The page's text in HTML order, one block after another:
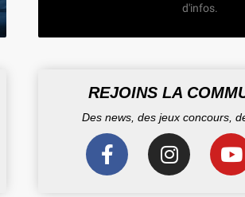
d'infos.
REJOINS LA
Des news, des jeux concours,